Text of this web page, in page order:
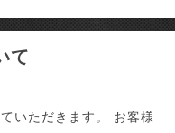
て
いただきます。 お客様